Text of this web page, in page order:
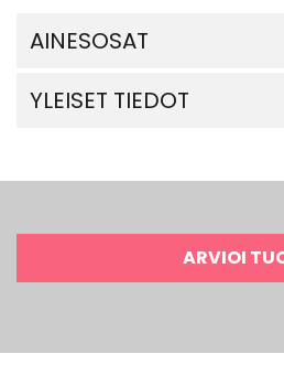
AINESOSAT
YLEISET TIEDOT
ARVIOI